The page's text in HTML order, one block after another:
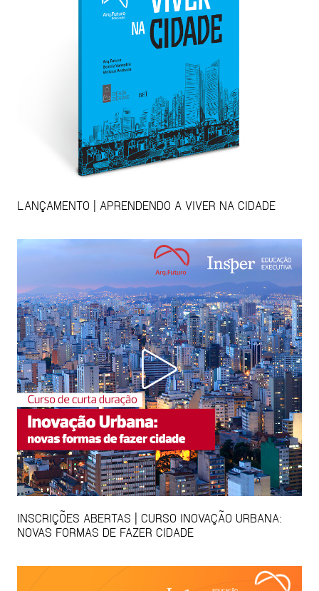
LANÇAMENTO | APRENDENDO A VIVER NA CIDADE
INSCRIÇÕES ABERTAS | CURSO INOVAÇÃO URBANA:
NOVAS FORMAS DE FAZER CIDADE